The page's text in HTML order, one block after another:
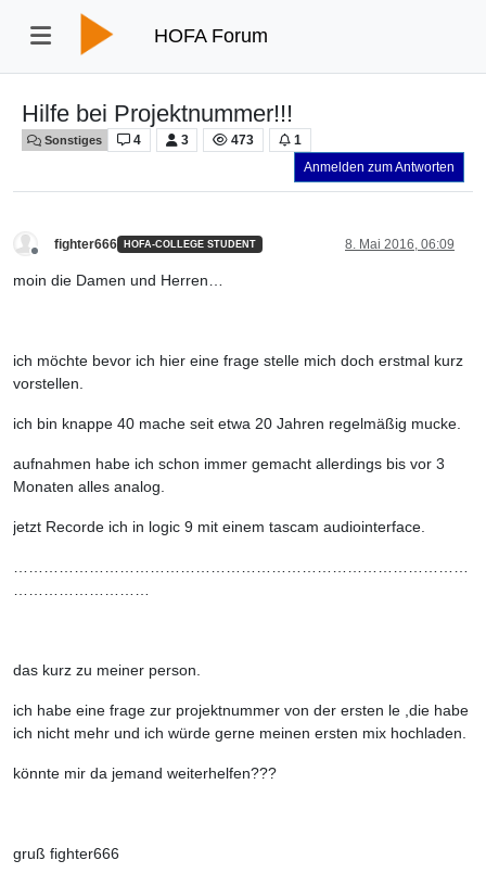
HOFA Forum
Hilfe bei Projektnummer!!!
Sonstiges 4 3 473
1
Anmelden zum Antworten
fighter666 HOFA-COLLEGE STUDENT 8. Mai 2016, 06:09
moin die Damen und Herren…
ich möchte bevor ich hier eine frage stelle mich doch erstmal kurz
vorstellen.
ich bin knappe 40 mache seit etwa 20 Jahren regelmäßig mucke.
aufnahmen habe ich schon immer gemacht allerdings bis vor 3
Monaten alles analog.
jetzt Recorde ich in logic 9 mit einem tascam audiointerface.
das kurz zu meiner person.
ich habe eine frage zur projektnummer von der ersten le ,die habe
ich nicht mehr und ich würde gerne meinen ersten mix hochladen.
könnte mir da jemand weiterhelfen???
gruß fighter666